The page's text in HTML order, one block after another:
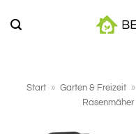
Inhalt
Start » Garten & Freizeit »
Rasenmäher